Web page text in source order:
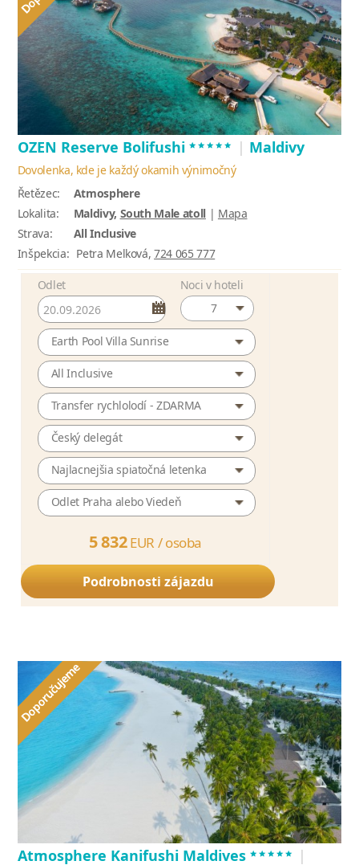
OZEN Reserve Bolifushi ***** | Maldivy
Dovolenka, kde je každý okamih výnimočný
Řetězec:
Atmosphere
Lokalita:
Maldivy, South Male atoll| Mapa
Strava:
All Inclusive
Inšpekcia: Petra Melková,724 065 777
Odlet
Noci v hoteli
7
Earth Pool Villa Sunrise
All Inclusive
Transfer rychlolodí - ZDARMA
Český delegát
Najlacnejšia spiatočná letenka
Odlet Praha alebo Viedeň
5 832 EUR /osoba
Podrobnosti zájazdu
Atmosphere Kanifushi Maldives ***** |